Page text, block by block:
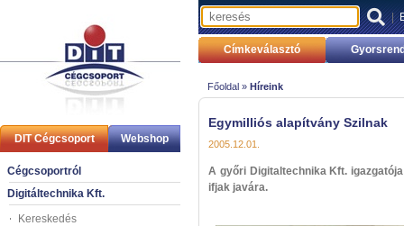
DIT Cégcsoport Webshop
Cégcsoportról
Digitáltechnika Kft.
Kereskedés
|
Címkeválasztó
Főoldal » Híreink
Egymilliós alapítvány Szilnak
2005.12.01.
A győri Digitaltechnika Kft.
ifjak javára.